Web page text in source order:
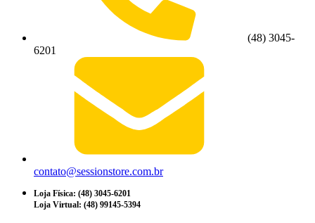
(48) 3045-
6201
contato@sessionstore.com.br
Loja Física: (48) 3045-6201
Loja Virtual: (48) 99145-5394